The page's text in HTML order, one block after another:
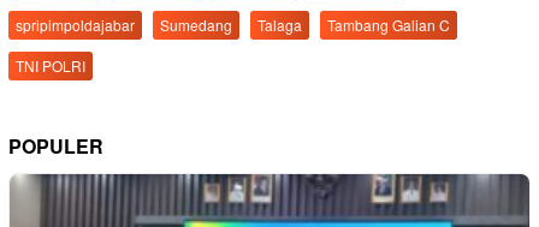
spripimpoldajabar
Sumedang Talaga
Tambang Galian C
TNI POLRI
POPULER